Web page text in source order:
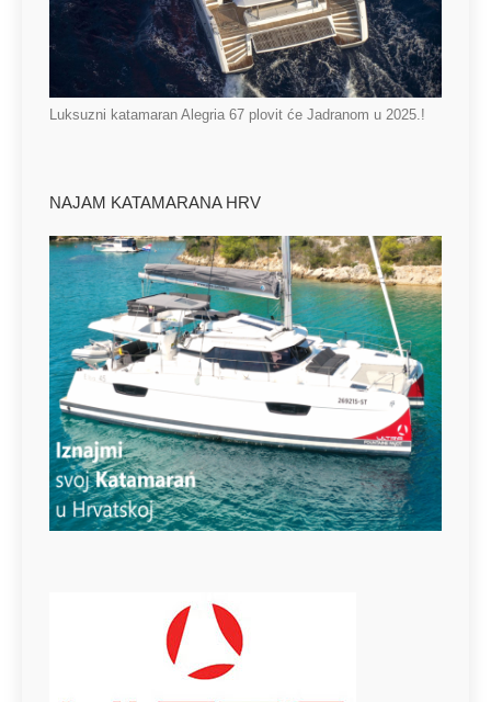
Luksuzni katamaran Alegria 67 plovit će Jadranom u 2025.!
NAJAM KATAMARANA HRV